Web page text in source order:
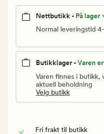
Nettbutikk - På lager
Normal leveringstid
Butikklager -Varen
Varen finnes i butikk,
aktuell beholdning
Velg butikk
Fri frakt til butikk